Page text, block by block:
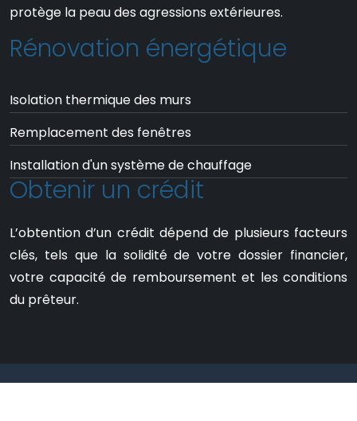
protège la peau des agressions extérieures.
Rénovation énergétique
Isolation thermique des murs
Remplacement des fenêtres
Installation d'un système de chauffage
Obtenir un crédit
L’obtention d’un crédit dépend de plusieurs facteurs
clés, tels que la solidité de votre dossier financier,
votre capacité de remboursement et les conditions
du prêteur.